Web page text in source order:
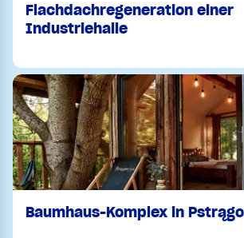
Flachdachregeneration einer
Industriehalle
Baumhaus-Komplex in